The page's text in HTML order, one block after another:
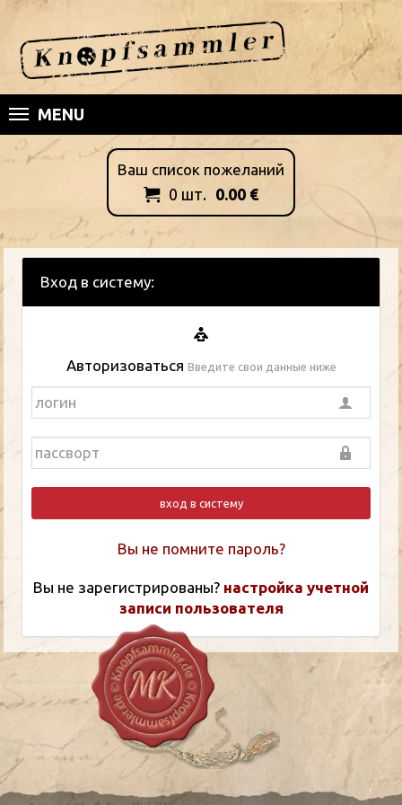
MENU
Ваш список пожеланий
 0 шт. 0.00 €
Вход в систему:
Авторизоваться Введите свои данные ниже
вход в систему
Вы не помните пароль?
Вы не зарегистрированы? настройка учетной
записи пользователя